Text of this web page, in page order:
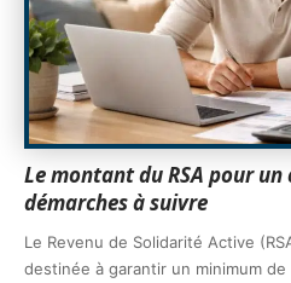
Le montant du RSA pour
démarches à suivre
Le Revenu de Solidarité Active
destinée à garantir un minimum